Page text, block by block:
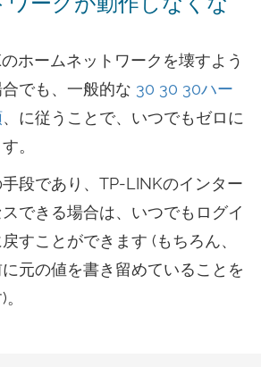
ホームネットワークを壊すよう
でも、一般的な 30 30 30ハー
、に従うことで、いつでもゼロに
。
段であり、TP-LINKのインター
できる場合は、いつでもログイ
すことができます (もちろん、
元の値を書き留めていることを